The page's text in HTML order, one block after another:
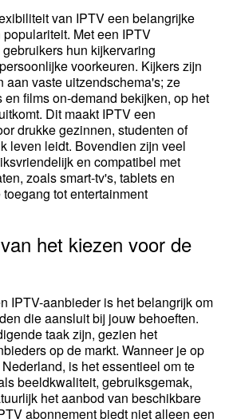
van IPTV een belangrijke
Met een IPTV
hun kijkervaring
voorkeuren. Kijkers zijn
aan vaste uitzendschema's; ze
en films on-demand bekijken, op het
Dit maakt IPTV een
drukke gezinnen, studenten of
leven leidt. Bovendien zijn veel
en compatibel met
zoals smart-tv's, tablets en
tot entertainment
het kiezen voor de
IPTV-aanbieder is het belangrijk om
die aansluit bij jouw behoeften.
taak zijn, gezien het
op de markt. Wanneer je op
is het essentieel om te
beeldkwaliteit, gebruiksgemak,
het aanbod van beschikbare
abonnement biedt niet alleen een